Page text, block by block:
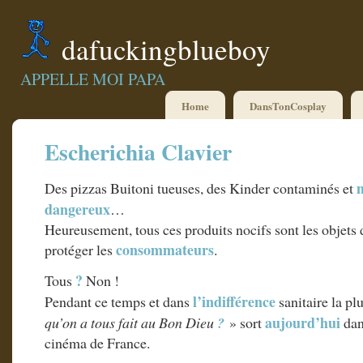
dafuckingblueboy
APPELLE MOI PAPA
Home DansTonCosplay
Escherichia Clavier
Des pizzas Buitoni tueuses, des Kinder contaminés et
dangereux…
Heureusement, tous ces produits nocifs sont les objets
protéger lesconsommateurs.
Tous ? Non !
Pendant ce temps et dansl’indifférence sanitaire la
qu’on a tous fait au Bon Dieu ? » sortaujourd’hui
cinéma de France.